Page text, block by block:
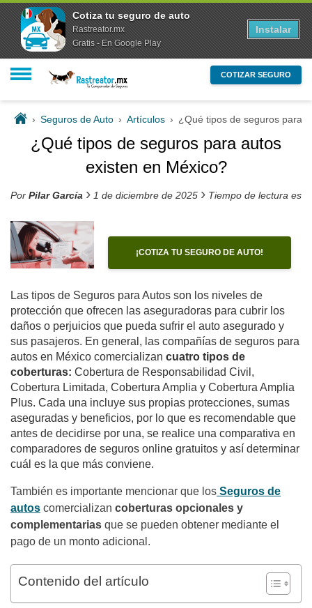
COTIZAR SEGURO
› Seguros de Auto › Artículos › ¿Qué tipos de seguros para
¿Qué tipos de seguros para autos
existen en México?
Por Pilar García › 1 de diciembre de 2025 › Tiempo de lectura
¡COTIZA TU SEGURO DE AUTO!
Las tipos de Seguros para Autos son los niveles de
protección que ofrecen las aseguradoras para cubrir los
daños o perjuicios que pueda sufrir el auto asegurado y
sus pasajeros. En general, las compañías de seguros para
autos en México comercializan cuatro tipos de
coberturas: Cobertura de Responsabilidad Civil,
Cobertura Limitada, Cobertura Amplia y Cobertura Amplia
Plus. Cada una incluye sus propias protecciones, sumas
aseguradas y beneficios, por lo que es recomendable que
antes de decidirse por una, se realice una comparativa en
comparadores de seguros online gratuitos y así determinar
cuál es la que más conviene.
También es importante mencionar que los Seguros de
autos comercializan coberturas opcionales y
complementarias que se pueden obtener mediante el
pago de un monto adicional.
Contenido del artículo
Cotiza tu seguro de auto
Rastreator.mx
Gratis - En Google Play
Instalar